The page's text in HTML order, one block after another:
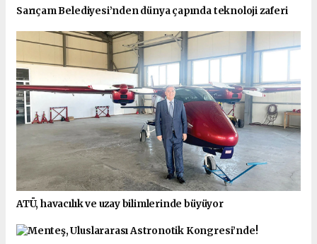
Sarıçam Belediyesi’nden dünya çapında teknoloji zaferi
ATÜ, havacılık ve uzay bilimlerinde büyüyor